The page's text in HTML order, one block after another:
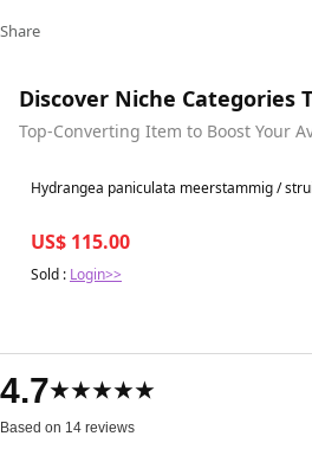
Share
Discover Niche Categories
Top-Converting Item to Boost Your
Best in 7 days
Hydrangea paniculata meerstammig /
US$ 115.00
Sold : Login>>
4.7★★★★★
Based on 14 reviews